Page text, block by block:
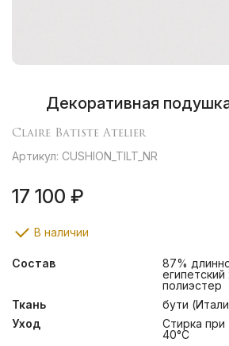
Декоративная
Claire Batiste Atelier
Артикул: CUSHION_TILT_NR
17 100 ₽
В наличии
Состав
87%
египетский
полиэстер
Ткань
бути
Уход
Стирка
40°С